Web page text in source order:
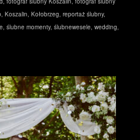
, Koszalin, Kołobrzeg, reportaż ślubny,
, ślubne momenty, ślubnewesele, wedding,